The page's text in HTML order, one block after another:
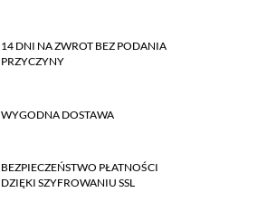
14 DNI NA ZWROT BEZ PODANIA
PRZYCZYNY
WYGODNA DOSTAWA
BEZPIECZEŃSTWO PŁATNOŚCI
DZIĘKI SZYFROWANIU SSL